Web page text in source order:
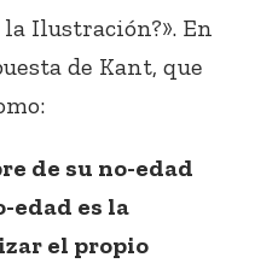
Ilustración?». En
de Kant, que
de su no-edad
edad es la
el propio